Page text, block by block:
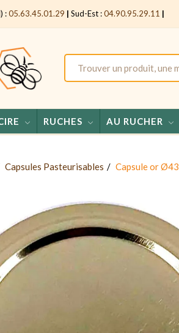
:05.63.45.01.29 | Sud-Est :04.90.95.29.11 |
RUCHES AU RUCHER
Capsules Pasteurisables Capsule or Ø43